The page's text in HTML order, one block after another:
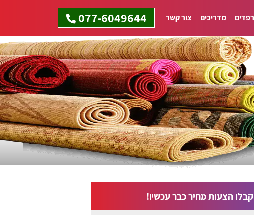
רפדים מדריכים צור קשר 077-6049644
קבלו הצעות מחיר כבר עכשיו!